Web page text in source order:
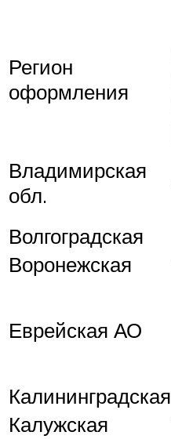
Регион
оформления
Владимирская
обл.
Волгоградская
Воронежская
Еврейская АО
Калининградская
Калужская